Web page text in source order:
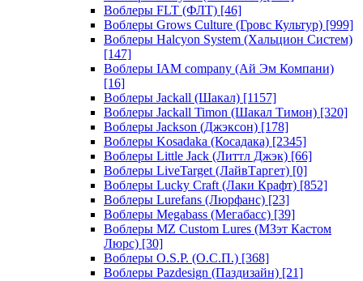
Воблеры FLT (ФЛТ) [46]
Воблеры Grows Culture (Гровс Культур) [999]
Воблеры Halcyon System (Хальцион Систем)
[147]
Воблеры IAM company (Ай Эм Компани)
[16]
Воблеры Jackall (Шакал) [1157]
Воблеры Jackall Timon (Шакал Тимон) [320]
Воблеры Jackson (Джэксон) [178]
Воблеры Kosadaka (Косадака) [2345]
Воблеры Little Jack (Литтл Джэк) [66]
Воблеры LiveTarget (ЛайвТаргет) [0]
Воблеры Lucky Craft (Лаки Крафт) [852]
Воблеры Lurefans (Люрфанс) [23]
Воблеры Megabass (Мегабасс) [39]
Воблеры MZ Custom Lures (МЗэт Кастом
Люрс) [30]
Воблеры O.S.P. (О.С.П.) [368]
Воблеры Pazdesign (Паздизайн) [21]